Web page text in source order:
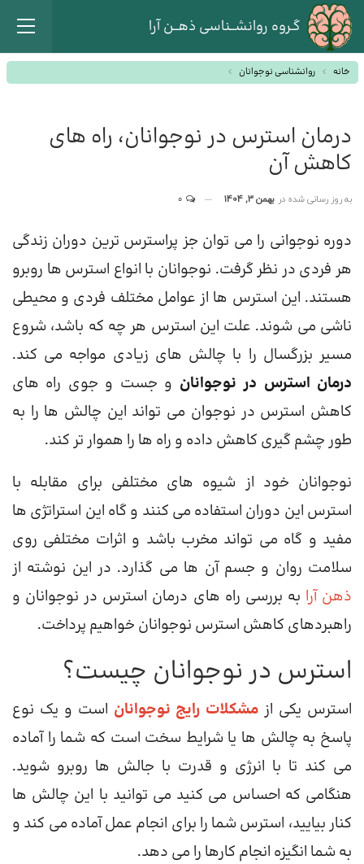
گـروه روانشــناسی ذهــن آرا
خانه روانشناسی نوجوانان
درمان استرس در نوجوانان، راه های
کاهش آن
به روز رسانی شده در بهمن 3, 1404
دوره نوجوانی را می توان جز پراسترس ترین دوران زندگی
هر فردی در نظر گرفت. نوجوانان با انواع استرس ها روبرو
هستند. این استرس ها از عوامل مختلف فردی و محیطی
ناشی می شوند. علت این استرس هر چه که باشد، شروع
مسیر بزرگسال را با چالش های زیادی مواجه می کند.
درمان استرس در نوجوانان و جست و جوی راه های
کاهش استرس در نوجوان می تواند این چالش ها را به
طور چشم گیری کاهش داده و راه ها را هموار تر کند.
نوجوانان خود از شیوه های مختلفی برای مقابله با
استرس این دوران استفاده می کنند و گاه این استراتژی ها
مفید و گاه می تواند مخرب باشد و اثرات مختلفی روی
سلامت روان و جسم آن ها می گذارد. در این نوشته از
ذهن آرا به بررسی راه های درمان استرس در نوجوانان و
راهبردهای کاهش استرس نوجوانان خواهیم پرداخت.
استرس در نوجوانان چیست؟
استرس یکی از مشکلات رایج نوجوانان است و یک نوع
پاسخ به چالش ها یا شرایط سخت است که شما را آماده
می کند تا با انرژی و قدرت با جالش ها روبرو شوید.
هنگامی که احساس می کنید می توانید با این چالش ها
کنار بیایید، استرس شما را برای انجام عمل آماده می کند و
به شما انگیزه انجام کارها را می دهد.